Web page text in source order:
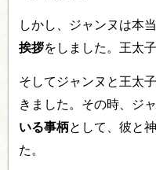
しかし、ジャンヌは本
挨拶をしました。王太
そしてジャンヌと王太
きました。その時、ジャ
いる事柄として、彼と
た。